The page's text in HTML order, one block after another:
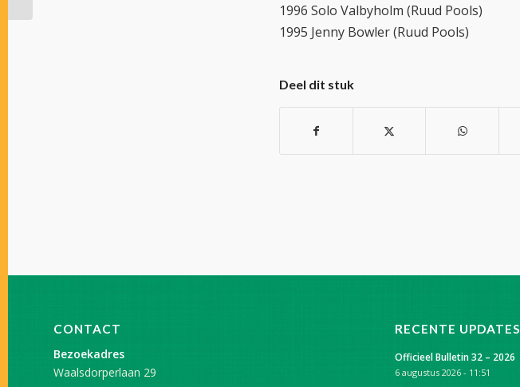
1996 Solo Valbyholm (Ruud Pools)
1995 Jenny Bowler (Ruud Pools)
Deel dit stuk
CONTACT
Bezoekadres
Waalsdorperlaan 29
RECENTE UPDATES
Officieel Bulletin 32 – 2026
6 augustus 2026 - 11:51